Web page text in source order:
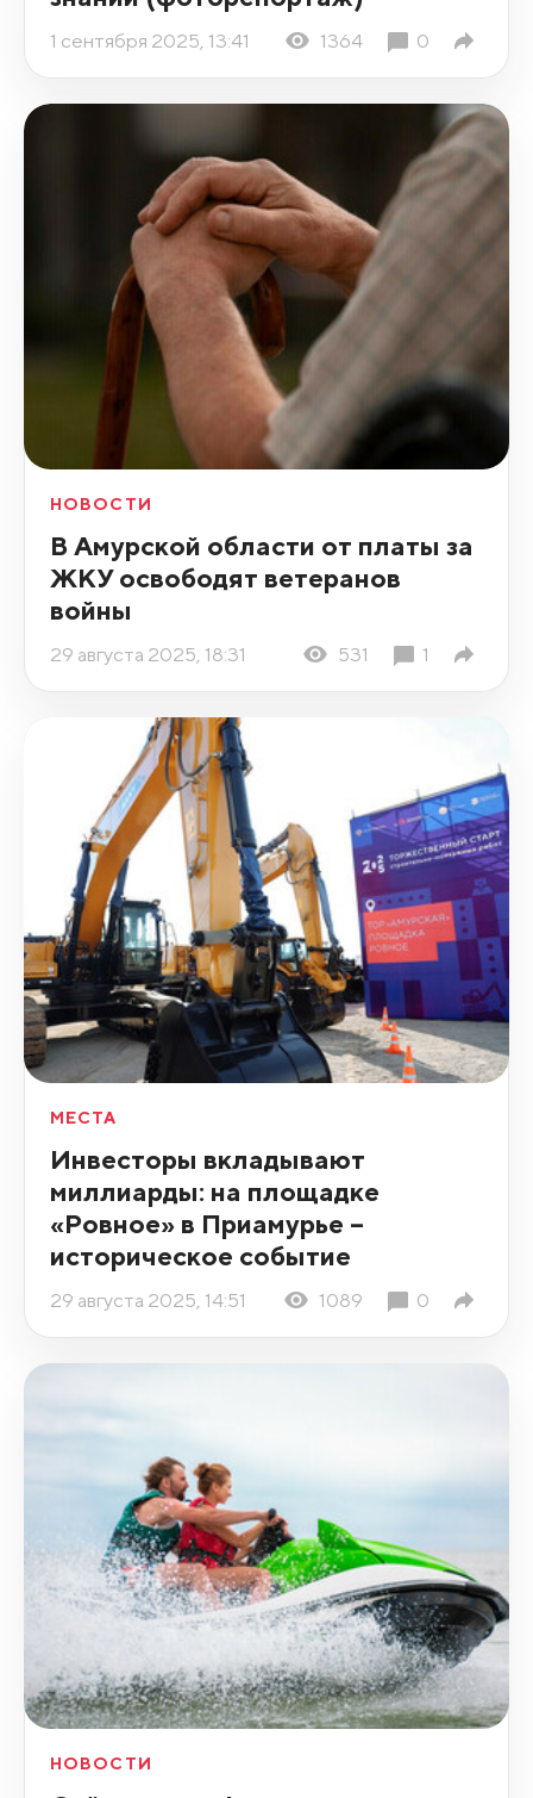
1 сентября 2025, 13:41 1364 0
НОВОСТИ
В Амурской области от платы за
ЖКУ освободят ветеранов
войны
29 августа 2025, 18:31 531 1
МЕСТА
Инвесторы вкладывают
миллиарды: на площадке
«Ровное» в Приамурье –
историческое событие
29 августа 2025, 14:51 1089 0
НОВОСТИ